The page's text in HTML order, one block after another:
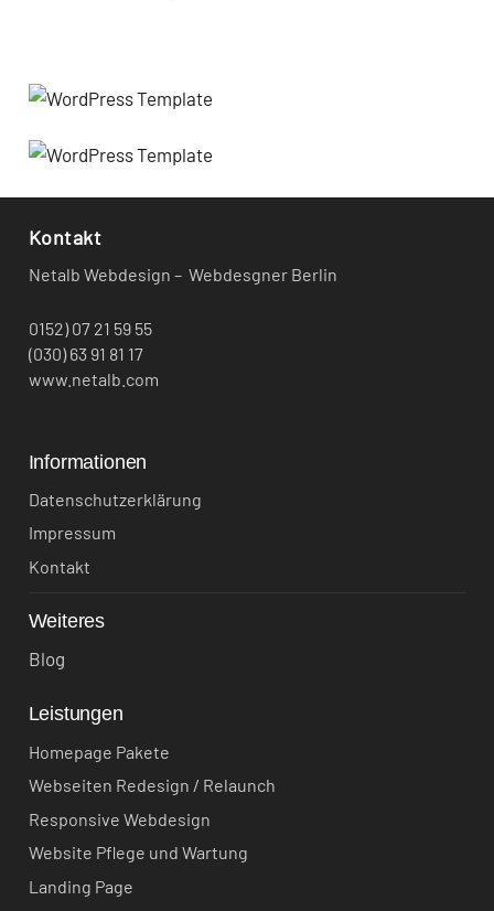
Kontakt
Netalb Webdesign – Webdesgner Berlin
0152) 07 21 59 55
(030) 63 91 81 17
www.netalb.com
Informationen
Datenschutzerklärung
Impressum
Kontakt
Weiteres
Blog
Leistungen
Homepage Pakete
Webseiten Redesign / Relaunch
Responsive Webdesign
Website Pflege und Wartung
Landing Page